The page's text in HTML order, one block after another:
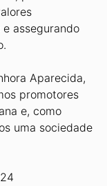
assegurando
Aparecida,
promotores
e, como
uma sociedade